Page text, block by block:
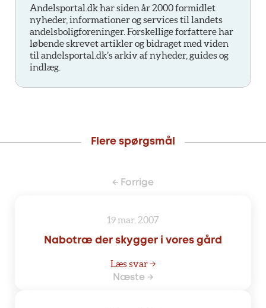
Andelsportal.dk har siden år 2000 formidlet
nyheder, informationer og services til landets
andelsboligforeninger. Forskellige forfattere har
løbende skrevet artikler og bidraget med viden
til andelsportal.dk’s arkiv af nyheder, guides og
indlæg.
Flere spørgsmål
← Forrige
19 mar. 2007
Nabotræ der skygger i vores gård
Læs svar →
Næste →